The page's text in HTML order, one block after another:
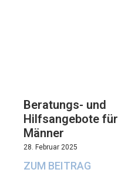
Beratungs- und
Hilfsangebote für
Männer
28. Februar 2025
ZUM BEITRAG